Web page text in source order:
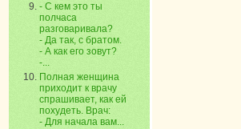
- С кем это ты
полчаса
разговаривала?
- Да так, с братом.
- А как его зовут?
-...
Полная женщина
приходит к врачу
спрашивает, как ей
похудеть. Врач:
- Для начала вам...